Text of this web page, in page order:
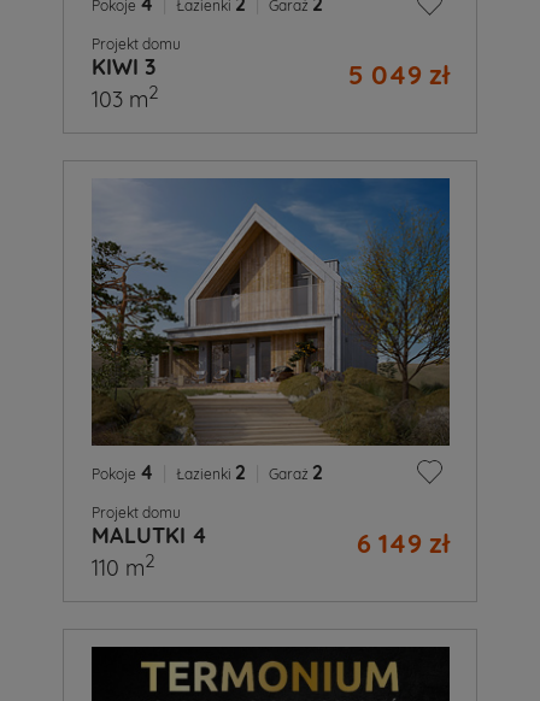
Pokoje Łazienki Garaż
Projekt domu
KIWI 3 5 049 zł
103 m2
Pokoje 4 Łazienki 2 Garaż 2
Projekt domu
MALUTKI 4 6 149 zł
110 m2